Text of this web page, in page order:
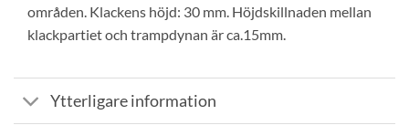
områden. Klackens höjd: 30 mm. Höjdskillnaden mellan
klackpartiet och trampdynan är ca.15mm.
Ytterligare information